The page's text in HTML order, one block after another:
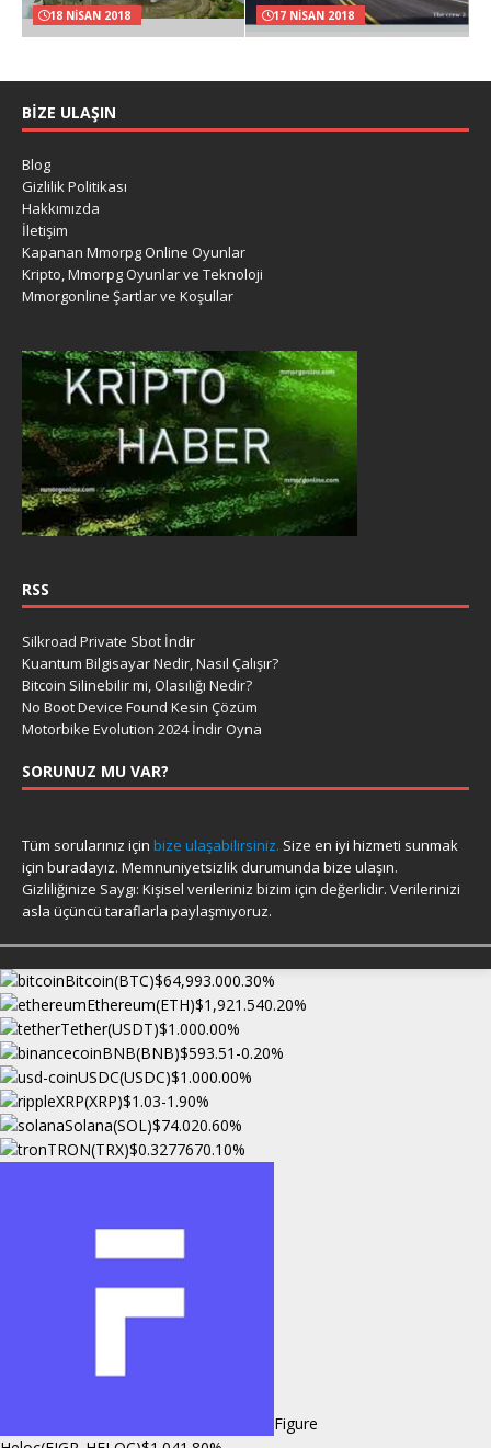
18 NISAN 2018 17 NISAN 2018
BIZE ULAŞIN
Blog
Gizlilik Politikası
Hakkımızda
İletişim
Kapanan Mmorpg Online Oyunlar
Kripto, Mmorpg Oyunlar ve Teknoloji
Mmorgonline Şartlar ve Koşullar
RSS
Silkroad Private Sbot İndir
Kuantum Bilgisayar Nedir, Nasıl Çalışır?
Bitcoin Silinebilir mi, Olasılığı Nedir?
No Boot Device Found Kesin Çözüm
Motorbike Evolution 2024 İndir Oyna
SORUNUZ MU VAR?
Tüm sorularınız için bize ulaşabilirsiniz. Size en iyi hizmeti sunmak
için buradayız. Memnuniyetsizlik durumunda bize ulaşın.
Gizliliğinize Saygı: Kişisel verileriniz bizim için değerlidir. Verilerinizi
asla üçüncü taraflarla paylaşmıyoruz.
Bitcoin(BTC)$64,993.000.30%
Ethereum(ETH)$1,921.540.20%
Tether(USDT)$1.000.00%
BNB(BNB)$593.51 -0.20%
USDC(USDC)$1.000.00%
XRP(XRP)$1.03-1.90%
Solana(SOL)$74.020.60%
TRON(TRX)$0.3277670.10%
Figure